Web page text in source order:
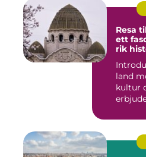
Resa
ett
rik
land
kultur